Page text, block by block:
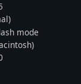
mode